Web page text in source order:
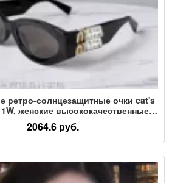
ретро-солнцезащитные очки cat's
женские высококачественные
буквы, легкие роскошные
очки с защитой от
ультрафиолета
2064.6 руб.